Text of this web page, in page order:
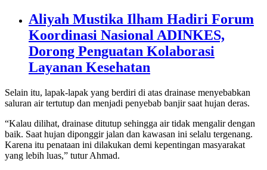
Aliyah Mustika Ilham Hadiri Forum
Koordinasi Nasional ADINKES,
Dorong Penguatan Kolaborasi
Layanan Kesehatan
Selain itu, lapak-lapak yang berdiri di atas drainase menyebabkan
saluran air tertutup dan menjadi penyebab banjir saat hujan deras.
“Kalau dilihat, drainase ditutup sehingga air tidak mengalir dengan
baik. Saat hujan diponggir jalan dan kawasan ini selalu tergenang.
Karena itu penataan ini dilakukan demi kepentingan masyarakat
yang lebih luas,” tutur Ahmad.